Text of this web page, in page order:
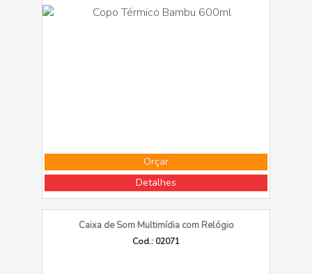
Orçar
Detalhes
Caixa de Som Multimídia com Relógio
Cod.: 02071